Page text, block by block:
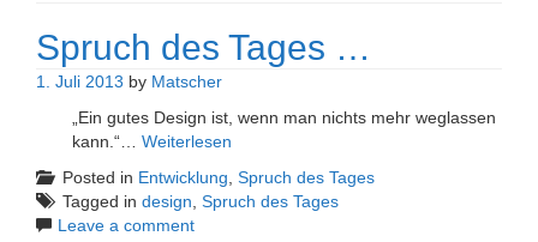
Spruch des Tages …
1. Juli 2013 by Matscher
„Ein gutes Design ist, wenn man nichts mehr weglassen
kann.“… Weiterlesen
Posted in Entwicklung, Spruch des Tages
Tagged in design, Spruch des Tages
Leave a comment